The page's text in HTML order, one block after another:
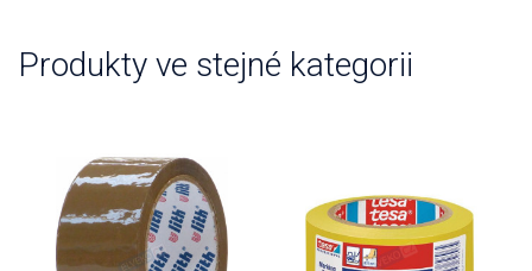
Produkty ve stejné kategorii